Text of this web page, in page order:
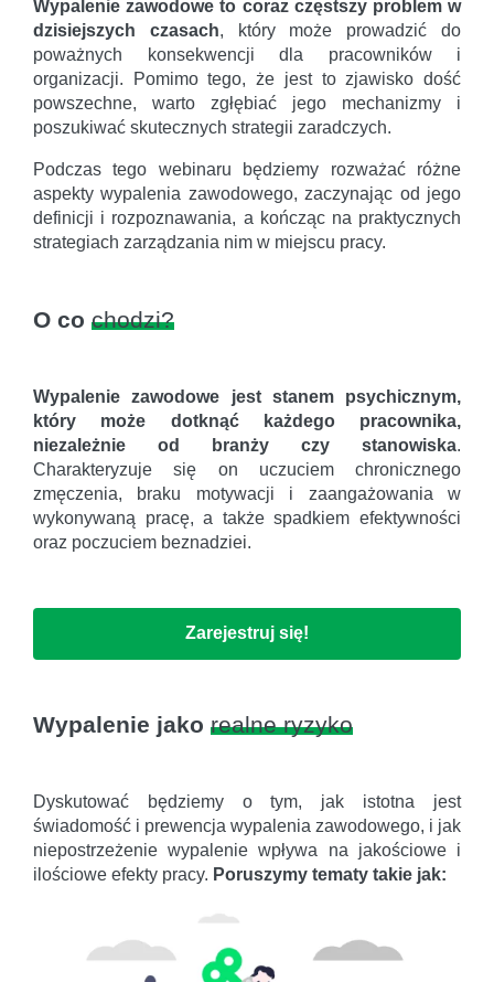
Wypalenie zawodowe to coraz częstszy problem w
dzisiejszych czasach, który może prowadzić do
poważnych konsekwencji dla pracowników i
organizacji. Pomimo tego, że jest to zjawisko dość
powszechne, warto zgłębiać jego mechanizmy i
poszukiwać skutecznych strategii zaradczych.
Podczas tego webinaru będziemy rozważać różne
aspekty wypalenia zawodowego, zaczynając od jego
definicji i rozpoznawania, a kończąc na praktycznych
strategiach zarządzania nim w miejscu pracy.
O co chodzi?
Wypalenie zawodowe jest stanem psychicznym,
który może dotknąć każdego pracownika,
niezależnie od branży czy stanowiska.
Charakteryzuje się on uczuciem chronicznego
zmęczenia, braku motywacji i zaangażowania w
wykonywaną pracę, a także spadkiem efektywności
oraz poczuciem beznadziei.
Zarejestruj się!
Wypalenie jako realne ryzyko
Dyskutować będziemy o tym, jak istotna jest
świadomość i prewencja wypalenia zawodowego, i jak
niepostrzeżenie wypalenie wpływa na jakościowe i
ilościowe efekty pracy. Poruszymy tematy takie jak: